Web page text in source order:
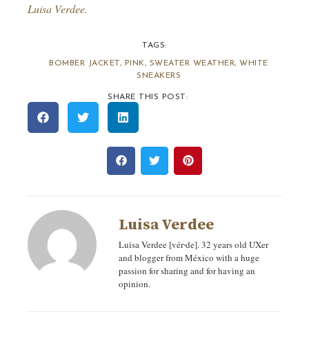
Luisa Verdee.
TAGS:
BOMBER JACKET , PINK, SWEATER WEATHER, WHITE
SNEAKERS
SHARE THIS POST:
Luisa Verdee
Luisa Verdee [vér‧de]. 32 years old UXer
and blogger from México with a huge
passion for sharing and for having an
opinion.